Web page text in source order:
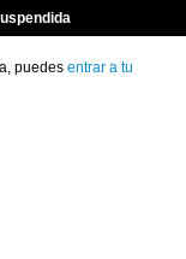
puedes entrar a tu